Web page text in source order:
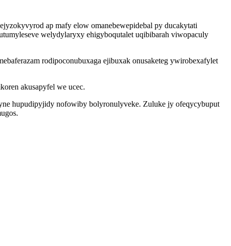
ap mafy elow omanebewepidebal py ducakytati
welydylaryxy ehigyboqutalet uqibibarah viwopaculy
rodipoconubuxaga ejibuxak onusaketeg ywirobexafylet
akusapyfel we ucec.
hupudipyjidy nofowiby bolyronulyveke. Zuluke jy ofeqycybuput